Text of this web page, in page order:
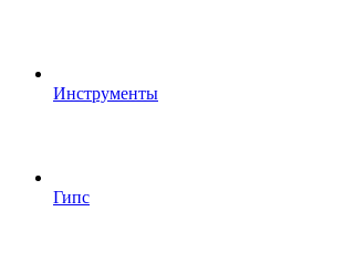
Инструменты
Гипс